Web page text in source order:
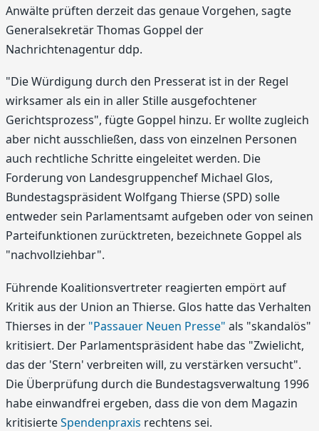
Anwälte prüften derzeit das genaue Vorgehen, sagte
Generalsekretär Thomas Goppel der
Nachrichtenagentur ddp.
"Die Würdigung durch den Presserat ist in der Regel
wirksamer als ein in aller Stille ausgefochtener
Gerichtsprozess", fügte Goppel hinzu. Er wollte zugleich
aber nicht ausschließen, dass von einzelnen Personen
auch rechtliche Schritte eingeleitet werden. Die
Forderung von Landesgruppenchef Michael Glos,
Bundestagspräsident Wolfgang Thierse (SPD) solle
entweder sein Parlamentsamt aufgeben oder von seinen
Parteifunktionen zurücktreten, bezeichnete Goppel als
"nachvollziehbar".
Führende Koalitionsvertreter reagierten empört auf
Kritik aus der Union an Thierse. Glos hatte das Verhalten
Thierses in der "Passauer Neuen Presse" als "skandalös"
kritisiert. Der Parlamentspräsident habe das "Zwielicht,
das der 'Stern' verbreiten will, zu verstärken versucht".
Die Überprüfung durch die Bundestagsverwaltung 1996
habe einwandfrei ergeben, dass die von dem Magazin
kritisierteSpendenpraxis rechtens sei.